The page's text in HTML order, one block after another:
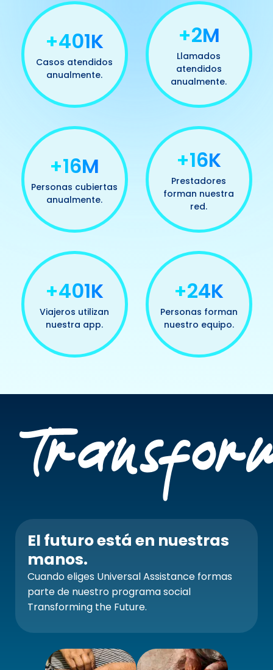
+499K
Casos atendidos
anualmente.
+2M
Llamados
atendidos
anualmente.
+20M
Personas cubiertas
anualmente.
+20K
Prestadores
forman nuestra
red.
+499K
Viajeros utilizan
nuestra app.
+30K
Personas forman
nuestro equipo.
El futuro está en nuestras
manos.
Cuando eliges Universal Assistance formas
parte de nuestro programa social
Transforming the Future.